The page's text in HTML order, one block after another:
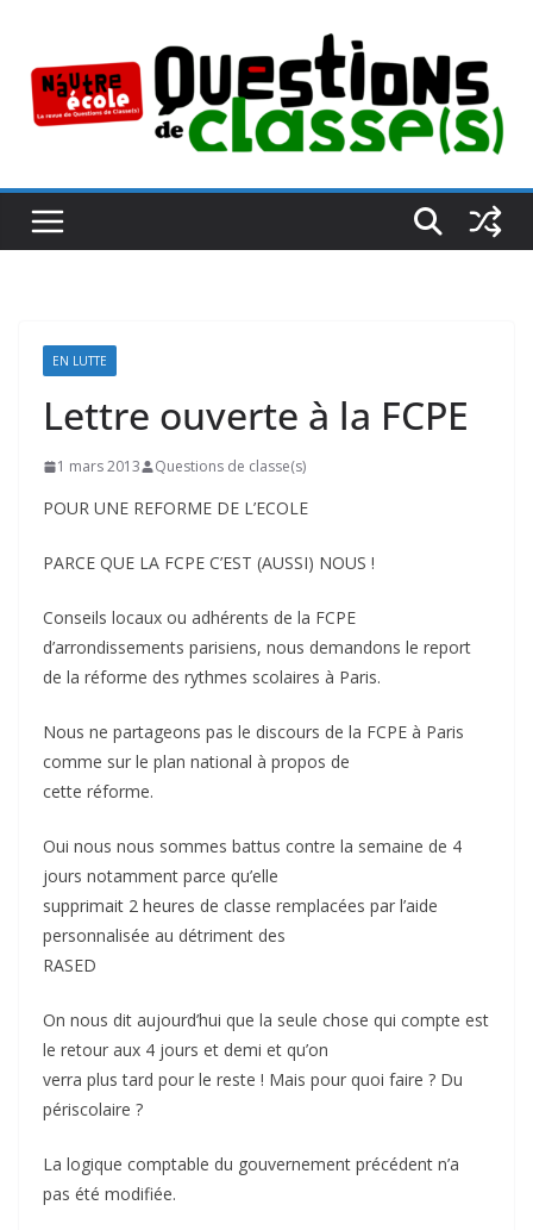
contenu
EN LUTTE
Lettre ouverte à la FCPE
1 mars 2013 Questions de classe(s)
POUR UNE REFORME DE L’ECOLE
PARCE QUE LA FCPE C’EST (AUSSI) NOUS !
Conseils locaux ou adhérents de la FCPE
d’arrondissements parisiens, nous demandons le report
de la réforme des rythmes scolaires à Paris.
Nous ne partageons pas le discours de la FCPE à Paris
comme sur le plan national à propos de
cette réforme.
Oui nous nous sommes battus contre la semaine de 4
jours notamment parce qu’elle
supprimait 2 heures de classe remplacées par l’aide
personnalisée au détriment des
RASED
On nous dit aujourd’hui que la seule chose qui compte est
le retour aux 4 jours et demi et qu’on
verra plus tard pour le reste ! Mais pour quoi faire ? Du
périscolaire ?
La logique comptable du gouvernement précédent n’a
pas été modifiée.